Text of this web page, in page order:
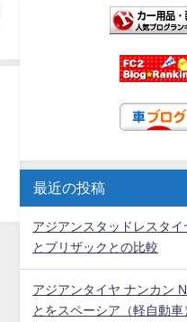
最近の投稿
アジアンスタッドレスタイ
とブリザックとの比較
アジアンタイヤ ナンカン
とをスペーシア（軽自動車